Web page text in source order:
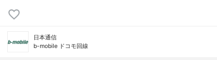
日本通信
b-mobile ドコモ回線